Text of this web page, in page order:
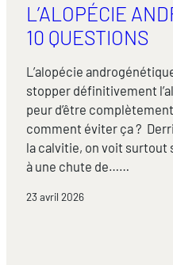
L’ALOPÉCIE
10 QUESTIONS
L’alopécie
stopper définitivement
peur d’être
comment éviter ça ?
la calvitie, on voit surtout
à une chute de……
23 avril 2026